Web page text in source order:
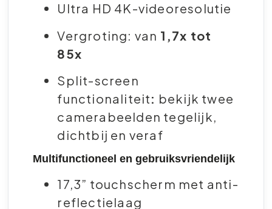
Ultra HD 4K-videoresolutie
Vergroting: van 1,7x tot
85x
Split-screen
functionaliteit: bekijk twee
camerabeelden tegelijk,
dichtbij en veraf
Multifunctioneel en gebruiksvriendelijk
17,3” touchscherm met anti-
reflectielaag